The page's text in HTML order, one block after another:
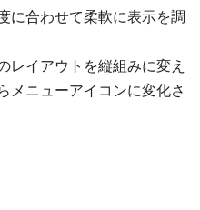
に合わせて柔軟に表示を調
レイアウトを縦組みに変え
メニューアイコンに変化さ